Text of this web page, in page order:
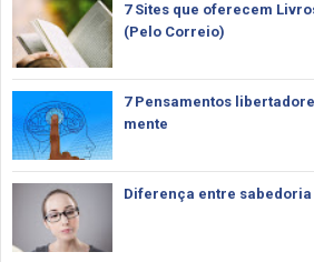
7 Sites que oferecem
(Pelo Correio)
7 Pensamentos
mente
Diferença entre